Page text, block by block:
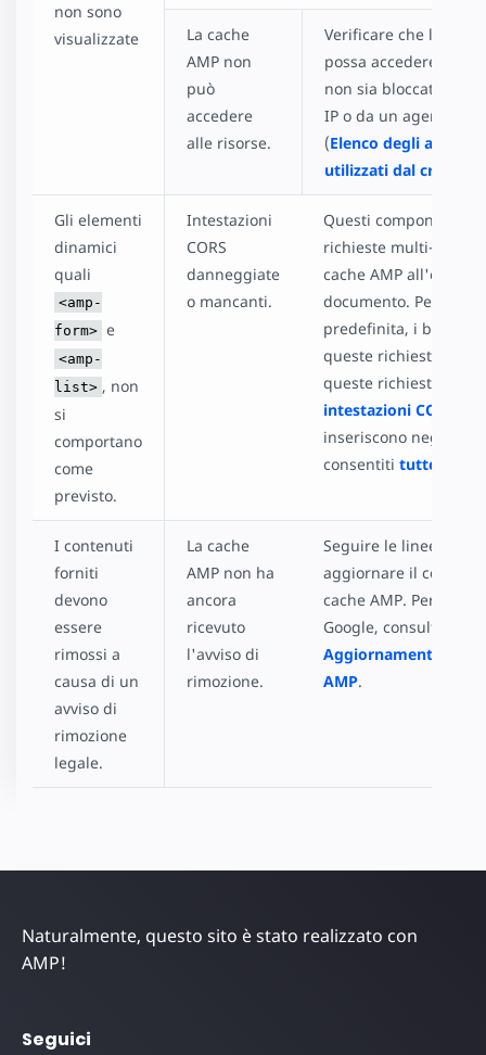
non sono
visualizzate
La cache
AMP non
può
accedere
alle risorse.
Verificare che la
possa accedere alle
non sia bloccata da
IP o da un agente
(Elenco degli agenti
utilizzati dal crawler
Gli elementi
dinamici
quali
<amp-
form> e
<amp-
list> , non
si
comportano
come
previsto.
Intestazioni
CORS
danneggiate
o mancanti.
Questi componenti
richieste multi-
cache AMP all'origine
documento. Per
predefinita, i browser
queste richieste. Per
queste richieste,
intestazioni CORS
inseriscono negli
consentiti tutte le
I contenuti
forniti
devono
essere
rimossi a
causa di un
avviso di
rimozione
legale.
La cache
AMP non ha
ancora
ricevuto
l'avviso di
rimozione.
Seguire le linee
aggiornare il
cache AMP. Per la
Google, consultare
Aggiornamento di
AMP.
Naturalmente, questo sito è stato realizzato con
AMP!
Seguici